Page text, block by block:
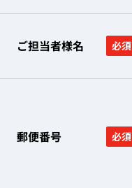
ご担当者様名 必須
郵便番号 必須